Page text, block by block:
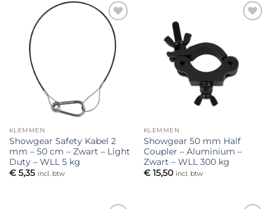
Toevoegen
verlanglijst
KLEMMEN
Showgear Safety Kabel 2
mm – 50 cm – Zwart – Light
Duty – WLL 5 kg
€5,35 incl. btw
verlanglijst
KLEMMEN
Showgear 50 mm Half
Coupler – Aluminium –
Zwart – WLL 300 kg
€15,50 incl. btw